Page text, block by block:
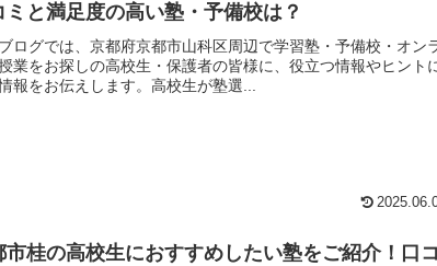
ミと満足度の高い塾・予備校は？
ログでは、京都府京都市山科区周辺で学習塾・予備校・オン
業をお探しの高校生・保護者の皆様に、役立つ情報やヒント
報をお伝えします。高校生が塾選...
市桂の高校生におすすめしたい塾をご紹介！口コ